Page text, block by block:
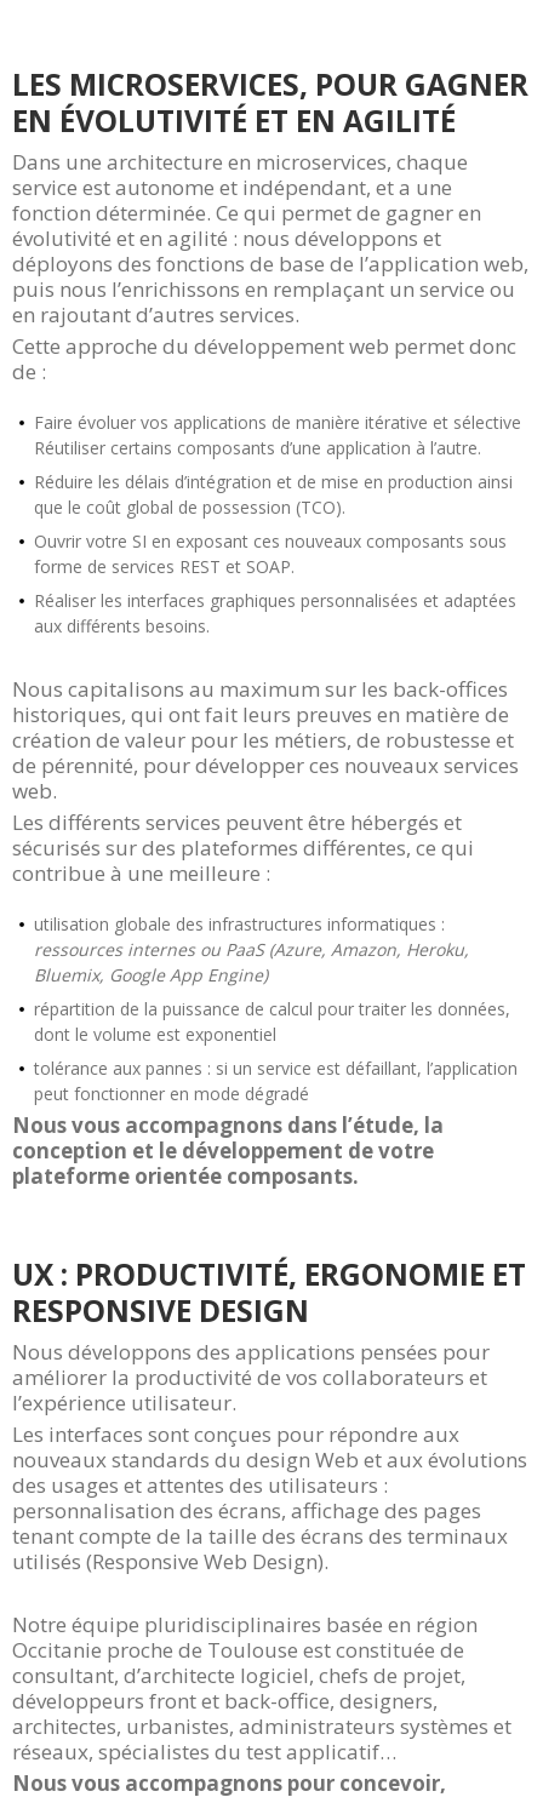
LES MICROSERVICES, POUR GAGNER
EN ÉVOLUTIVITÉ ET EN AGILITÉ
Dans une architecture en microservices, chaque
service est autonome et indépendant, et a une
fonction déterminée. Ce qui permet de gagner en
évolutivité et en agilité : nous développons et
déployons des fonctions de base de l’application web,
puis nous l’enrichissons en remplaçant un service ou
en rajoutant d’autres services.
Cette approche du développement web permet donc
de :
Faire évoluer vos applications de manière itérative et sélective
Réutiliser certains composants d’une application à l’autre.
Réduire les délais d’intégration et de mise en production ainsi
que le coût global de possession (TCO).
Ouvrir votre SI en exposant ces nouveaux composants sous
forme de services REST et SOAP.
Réaliser les interfaces graphiques personnalisées et adaptées
aux différents besoins.
Nous capitalisons au maximum sur les back-offices
historiques, qui ont fait leurs preuves en matière de
création de valeur pour les métiers, de robustesse et
de pérennité, pour développer ces nouveaux services
web.
Les différents services peuvent être hébergés et
sécurisés sur des plateformes différentes, ce qui
contribue à une meilleure :
utilisation globale des infrastructures informatiques :
ressources internes ou PaaS (Azure, Amazon, Heroku,
Bluemix, Google App Engine)
répartition de la puissance de calcul pour traiter les données,
dont le volume est exponentiel
tolérance aux pannes : si un service est défaillant, l’application
peut fonctionner en mode dégradé
Nous vous accompagnons dans l’étude, la
conception et le développement de votre
plateforme orientée composants.
UX : PRODUCTIVITÉ, ERGONOMIE ET
RESPONSIVE DESIGN
Nous développons des applications pensées pour
améliorer la productivité de vos collaborateurs et
l’expérience utilisateur.
Les interfaces sont conçues pour répondre aux
nouveaux standards du design Web et aux évolutions
des usages et attentes des utilisateurs :
personnalisation des écrans, affichage des pages
tenant compte de la taille des écrans des terminaux
utilisés (Responsive Web Design).
Notre équipe pluridisciplinaires basée en région
Occitanie proche de Toulouse est constituée de
consultant, d’architecte logiciel, chefs de projet,
développeurs front et back-office, designers,
architectes, urbanistes, administrateurs systèmes et
réseaux, spécialistes du test applicatif…
Nous vous accompagnons pour concevoir,